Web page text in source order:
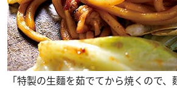
「特製の生麵を茹でてから焼くので